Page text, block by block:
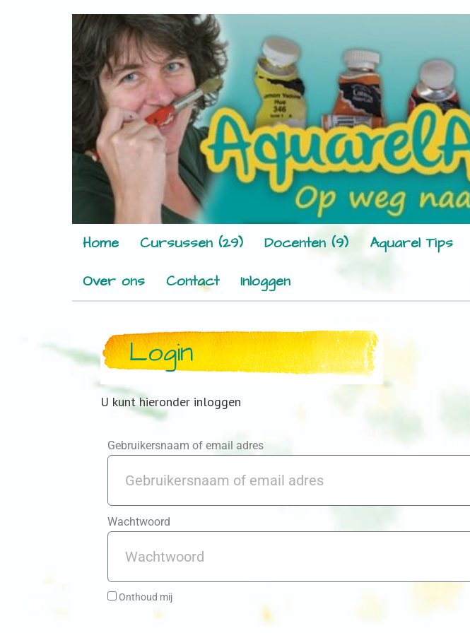
Home Cursussen (29) Docenten (9) Aquarel Tips
Over ons
Contact Inloggen
Login
U kunt hieronder inloggen
Gebruikersnaam of email adres
Wachtwoord
Onthoud mij